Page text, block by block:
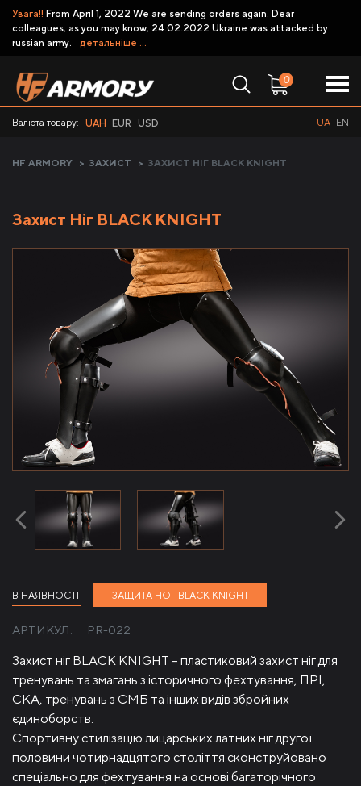
Увага!! From April 1, 2022 We are sending orders again. Dear
colleagues, as you may know, 24.02.2022 Ukraine was attacked by
russian army.
детальніше ...
Валюта товару: UAH EUR USD EN
UA
0
HF ARMORY > ЗАХИСТ > ЗАХИСТ НІГ BLACK KNIGHT
Захист Ніг BLACK KNIGHT
В НАЯВНОСТІ ЗАЩИТА НОГ BLACK KNIGHT
АРТИКУЛ: PR-022
Захист ніг BLACK KNIGHT – пластиковий захист ніг для
тренувань та змагань з історичного фехтування, ПРІ,
СКА, тренувань з СМБ та інших видів збройних
єдиноборств.
Спортивну стилізацію лицарських латних ніг другої
половини чотирнадцятого століття сконструйовано
спеціально для фехтування на основі багаторічного